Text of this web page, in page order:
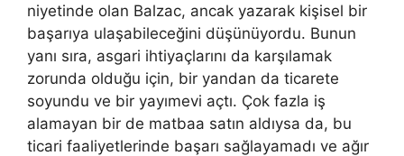
niyetinde olan Balzac, ancak yazarak kişisel bir
başarıya ulaşabileceğini düşünüyordu. Bunun
yanı sıra, asgari ihtiyaçlarını da karşılamak
zorunda olduğu için, bir yandan da ticarete
soyundu ve bir yayımevi açtı. Çok fazla iş
alamayan bir de matbaa satın aldıysa da, bu
ticari faaliyetlerinde başarı sağlayamadı ve ağır